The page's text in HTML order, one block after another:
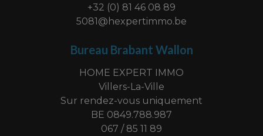
+32 (0) 81 46 08 89
5081@hexpertimmo.be
Bureau Brabant Wallon
HOME EXPERT IMMO
Villers-La-Ville
Sur rendez-vous uniquement
BE 0849.788.987
067 / 85 11 89